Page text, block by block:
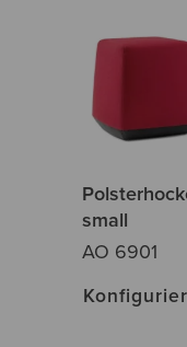
small
AO 6901